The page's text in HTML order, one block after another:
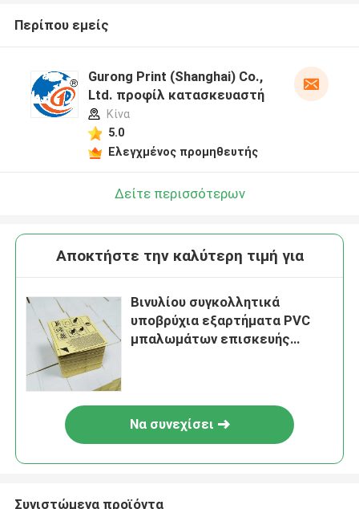
Περίπου εμείς
Gurong Print (Shanghai) Co.,
Ltd. προφίλ κατασκευαστή
Κίνα
5.0
Ελεγχμένος προμηθευτής
Δείτε περισσότερων
Αποκτήστε την καλύτερη τιμή για
Βινυλίου συγκολλητικά
υποβρύχια εξαρτήματα PVC
μπαλωμάτων επισκευής
Να συνεχίσει
Συνιστώμενα προϊόντα